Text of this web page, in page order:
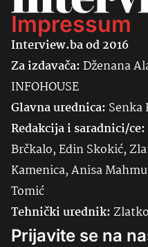
Impressum
Interview.ba od 2016
Za izdavača:Dženana
INFOHOUSE
Glavna urednica: Senka
Redakcija i saradnici/ce:
Brčkalo, Edin Skokić,
Kamenica, Anisa
Tomić
Tehnički urednik:
Prijavite se na